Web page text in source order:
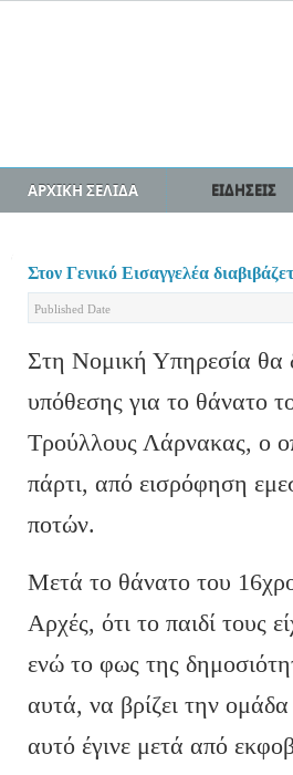
ΑΡΧΙΚΗ ΣΕΛΙΔΑ ΕΙΔΗΣΕΙΣ
Στον Γενικό Εισαγγελέα
Published Date
Στη Νομική Υπηρεσία θα
υπόθεσης για το θάνατο
Τρούλλους Λάρνακας, ο
πάρτι, από εισρόφηση
ποτών.
Μετά το θάνατο του
Αρχές, ότι το παιδί τους
ενώ το φως της
αυτά, να βρίζει την ομάδα
αυτό έγινε μετά από